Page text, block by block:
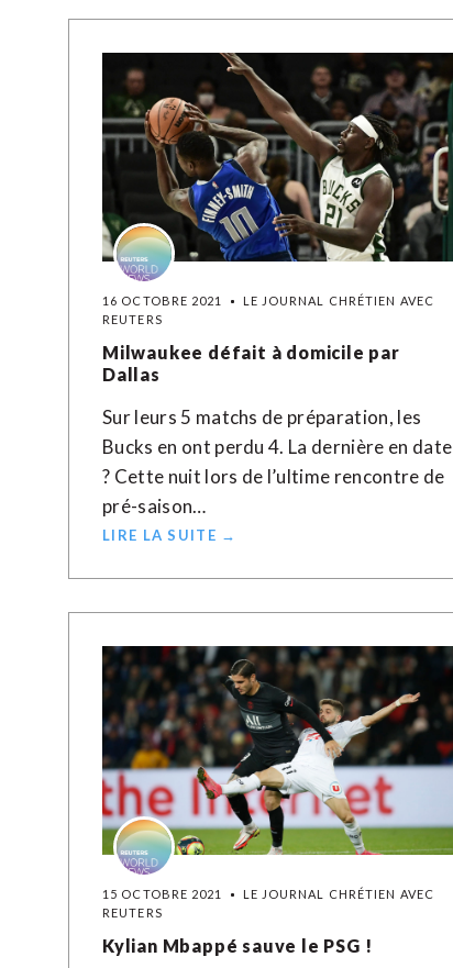
16 OCTOBRE 2021
LE JOURNAL CHRÉTIEN AVEC
REUTERS
Milwaukee défait à domicile par
Dallas
Sur leurs 5 matchs de préparation, les
Bucks en ont perdu 4. La dernière en date
? Cette nuit lors de l’ultime rencontre de
pré-saison…
LIRE LA SUITE →
15 OCTOBRE 2021
LE JOURNAL CHRÉTIEN AVEC
REUTERS
Kylian Mbappé sauve le PSG !